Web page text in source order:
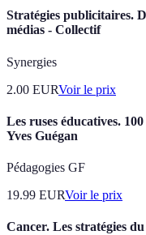
Stratégies publicitaires.
médias - Collectif
Synergies
2.00 EURVoir le prix
Les ruses éducatives.
Yves Guégan
Pédagogies GF
19.99 EURVoir le prix
Cancer. Les stratégies